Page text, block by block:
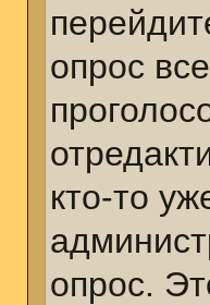
опрос
кто-то
опрос.